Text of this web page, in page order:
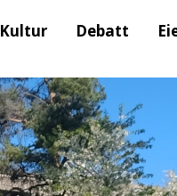
Kultur Debatt